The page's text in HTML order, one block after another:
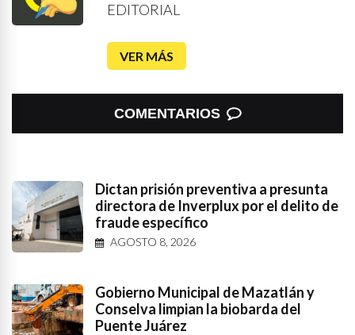
EDITORIAL
VER MÁS
COMENTARIOS
Dictan prisión preventiva a presunta
directora de Inverplux por el delito de
fraude específico
AGOSTO 8, 2026
Gobierno Municipal de Mazatlán y
Conselva limpian la biobarda del
Puente Juárez